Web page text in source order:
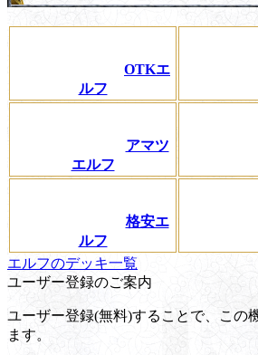
OTKエ
ルフ
アマツ
エルフ
格安エ
ルフ
エルフのデッキ一覧
ユーザー登録のご案内
ユーザー登録(無料)することで、この
ます。